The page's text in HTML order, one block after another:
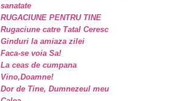
sanatate
RUGACIUNE PENTRU TINE
Rugaciune catre Tatal Ceresc
Ginduri la amiaza zilei
Faca-se voia Sa!
La ceas de cumpana
Vino,Doamne!
Dor de Tine, Dumnezeul meu